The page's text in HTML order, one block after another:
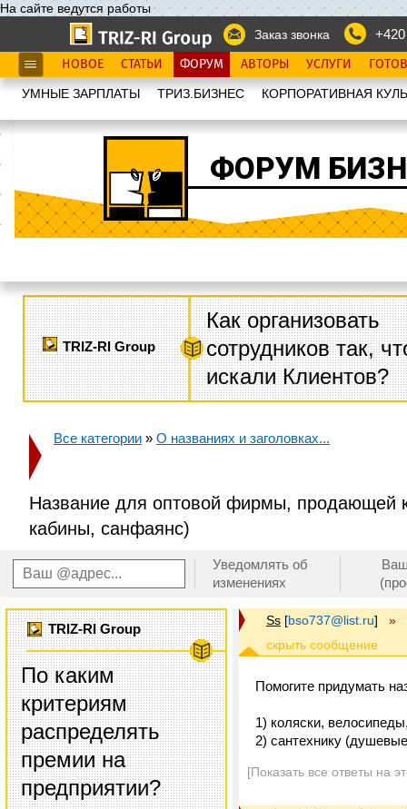
На сайте ведутся работы
Заказ звонка
НОВОЕ СТАТЬИ ФОРУМ АВТОРЫ УСЛУГИ
УМНЫЕ ЗАРПЛАТЫ ТРИЗ.БИЗНЕС КОРПОРАТИВНАЯ
ФОРУМ
TRIZ-RI Group
Как организовать
сотрудников так,
искали Клиентов?
Все категории » О названиях и заголовках...
Название для оптовой фирмы, продающей
кабины, санфаянс)
Уведомлять об
изменениях
TRIZ-RI Group
По каким
критериям
распределять
премии на
предприятии?
Ss [bso737@list.ru] »
Помогите придумать
1) коляски,
2) сантехнику
[Показать все ответы на